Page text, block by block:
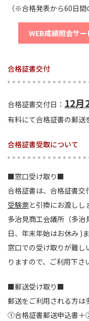
（※合格発表から60日間
WEB成績照会サ
合格証書交付
合格証書交付日： 12月
有料にて合格証書の郵送
合格証書受取について
■窓口受け取り■
合格証書は、合格証書交
受験票と引換にお渡しし
多治見商工会議所（多
日、年末年始はお休み )
窓口での受け取りが難
りますので、ご利用下さ
■郵送受け取り■
郵送をご利用される方は
①合格証書郵送申込書